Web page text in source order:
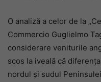
O analiză a celor de la
Commercio Guglielmo
considerare veniturile
scos la iveală că
nordul și sudul